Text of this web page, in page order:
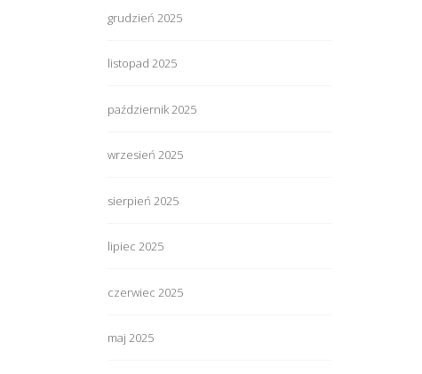
grudzień 2025
listopad 2025
październik 2025
wrzesień 2025
sierpień 2025
lipiec 2025
czerwiec 2025
maj 2025